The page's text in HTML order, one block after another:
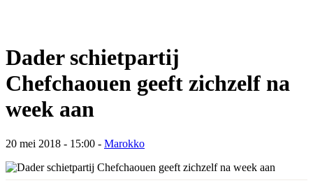
Dader schietpartij
Chefchaouen geeft zichzelf na
week aan
20 mei 2018 - 15:00 - Marokko